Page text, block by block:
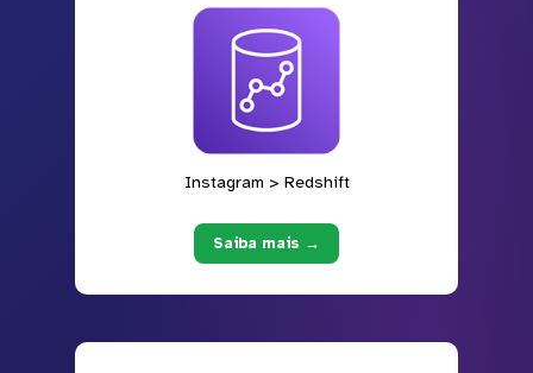
Instagram > Redshift
Saiba mais →